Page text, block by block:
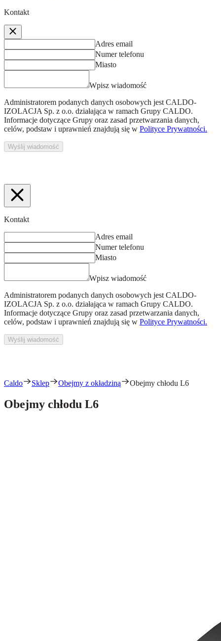
Kontakt
Adres email
Numer telefonu
Miasto
Wpisz wiadomość
Administratorem podanych danych osobowych jest CALDO-
IZOLACJA Sp. z o.o. działająca w ramach Grupy CALDO.
Informacje dotyczące Grupy oraz zasad przetwarzania danych,
celów, podstaw i uprawnień znajdują się w Polityce Prywatności.
Wyślij wiadomość
Kontakt
Adres email
Numer telefonu
Miasto
Wpisz wiadomość
Administratorem podanych danych osobowych jest CALDO-
IZOLACJA Sp. z o.o. działająca w ramach Grupy CALDO.
Informacje dotyczące Grupy oraz zasad przetwarzania danych,
celów, podstaw i uprawnień znajdują się w Polityce Prywatności.
Wyślij wiadomość
Caldo Sklep Obejmy z okładziną Obejmy chłodu L6
Obejmy chłodu L6